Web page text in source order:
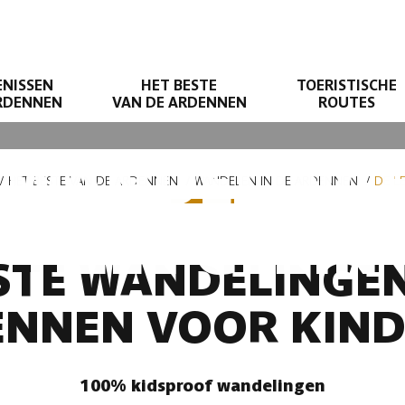
HET BESTE
VAN DE ARDENNEN
TOERISTISCHE
ROUTES
HELE GEZIN
HET BESTE VAN DE ARDENNEN WANDELEN IN DE ARDENNEN DE
VOOR
100% kidsproof wandelingen